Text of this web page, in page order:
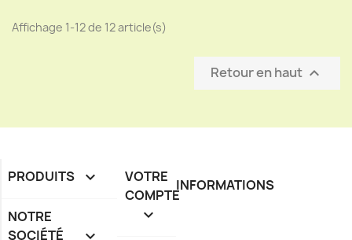
Affichage 1-12 de 12 article(s)
Retour en haut 
PRODUITS 
NOTRE
SOCIÉTÉ
VOTRE
COMPTE

INFORMATIONS